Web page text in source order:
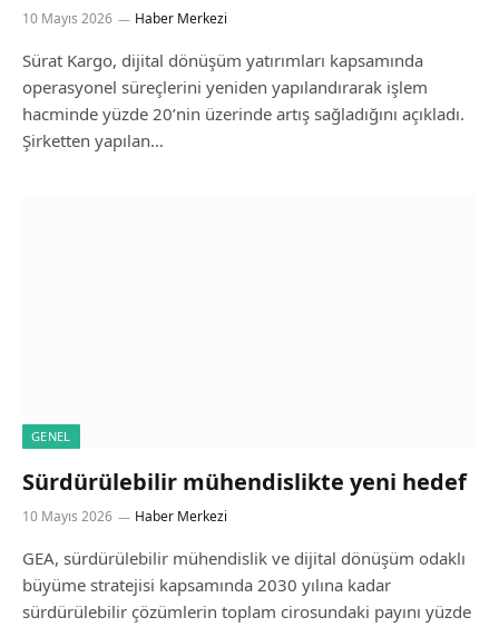
10 Mayıs 2026 Haber Merkezi
Sürat Kargo, dijital dönüşüm yatırımları kapsamında
operasyonel süreçlerini yeniden yapılandırarak işlem
hacminde yüzde 20’nin üzerinde artış sağladığını açıkladı.
Şirketten yapılan…
GENEL
Sürdürülebilir mühendislikte yeni hedef
10 Mayıs 2026 Haber Merkezi
GEA, sürdürülebilir mühendislik ve dijital dönüşüm odaklı
büyüme stratejisi kapsamında 2030 yılına kadar
sürdürülebilir çözümlerin toplam cirosundaki payını yüzde